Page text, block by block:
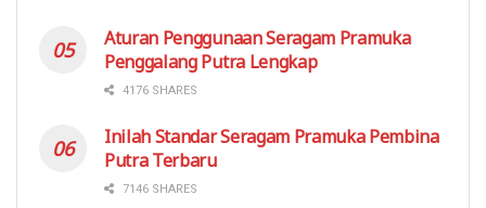
Aturan Penggunaan Seragam Pramuka
Penggalang Putra Lengkap
4176 SHARES
Inilah Standar Seragam Pramuka Pembina
Putra Terbaru
7146 SHARES